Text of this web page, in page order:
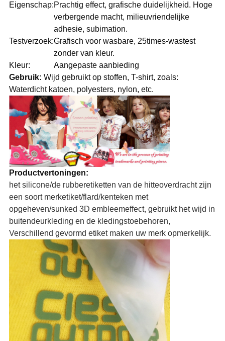
Eigenschap:Prachtig effect, grafische duidelijkheid. Hoge
verbergende macht, milieuvriendelijke
adhesie, subimation.
Testverzoek:Grafisch voor wasbare, 25times-wastest
zonder van kleur.
Kleur:
Aangepaste aanbieding
Gebruik: Wijd gebruikt op stoffen, T-shirt, zoals:
Waterdicht katoen, polyesters, nylon, etc.
Productvertoningen:
het silicone/de rubberetiketten van de hitteoverdracht zijn
een soort merketiket/flard/kenteken met
opgeheven/sunked 3D embleemeffect, gebruikt het wijd in
buitendeurkleding en de kledingstoebehoren,
Verschillend gevormd etiket maken uw merk opmerkelijk.